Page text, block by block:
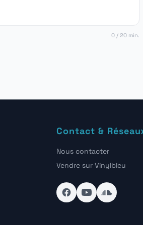
0 / 20 min.
Contact &
Nous contacter
Vendre sur Vinylbleu